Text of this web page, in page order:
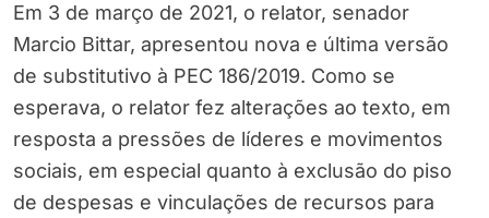
Em 3 de março de 2021, o relator, senador
Marcio Bittar, apresentou nova e última versão
de substitutivo à PEC 186/2019. Como se
esperava, o relator fez alterações ao texto, em
resposta a pressões de líderes e movimentos
sociais, em especial quanto à exclusão do piso
de despesas e vinculações de recursos para